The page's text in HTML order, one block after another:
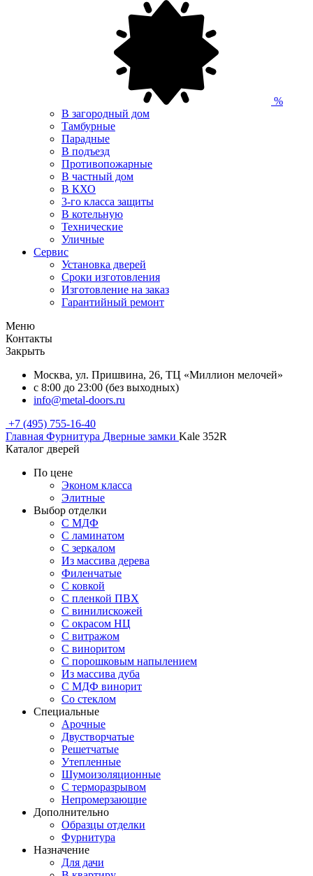
%
В загородный дом
Тамбурные
Парадные
В подъезд
Противопожарные
В частный дом
В КХО
3-го класса защиты
В котельную
Технические
Уличные
Сервис
Установка дверей
Сроки изготовления
Изготовление на заказ
Гарантийный ремонт
Меню
Контакты
Закрыть
Москва, ул. Пришвина, 26, ТЦ «Миллион мелочей»
с 8:00 до 23:00 (без выходных)
info@metal-doors.ru
+7 (495) 755-16-40
Главная Фурнитура Дверные замки Kale 352R
Каталог дверей
По цене
Эконом класса
Элитные
Выбор отделки
С МДФ
С ламинатом
С зеркалом
Из массива дерева
Филенчатые
С ковкой
С пленкой ПВХ
С винилискожей
С окрасом НЦ
С витражом
С виноритом
С порошковым напылением
Из массива дуба
С МДФ винорит
Со стеклом
Специальные
Арочные
Двустворчатые
Решетчатые
Утепленные
Шумоизоляционные
С терморазрывом
Непромерзающие
Дополнительно
Образцы отделки
Фурнитура
Назначение
Для дачи